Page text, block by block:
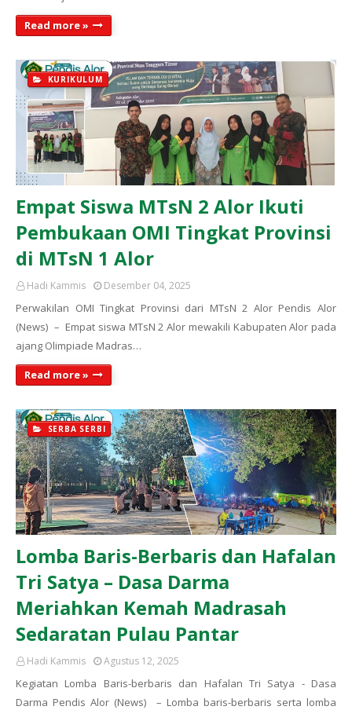
Read more »
KURIKULUM
Empat Siswa MTsN 2 Alor Ikuti
Pembukaan OMI Tingkat Provinsi
di MTsN 1 Alor
Hadi Kammis Desember 04, 2025
Perwakilan OMI Tingkat Provinsi dari MTsN 2 Alor Pendis Alor
(News) – Empat siswa MTsN 2 Alor mewakili Kabupaten Alor pada
ajang Olimpiade Madras…
Read more »
SERBA SERBI
Lomba Baris-Berbaris dan Hafalan
Tri Satya – Dasa Darma
Meriahkan Kemah Madrasah
Sedaratan Pulau Pantar
Hadi Kammis Agustus 12, 2025
Kegiatan Lomba Baris-berbaris dan Hafalan Tri Satya - Dasa
Darma Pendis Alor (News) – Lomba baris-berbaris serta lomba